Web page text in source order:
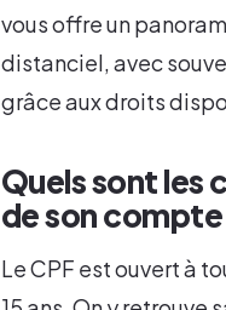
vous offre un
distanciel, avec
grâce aux droits
Quels sont les
de son compte
Le CPF est ouvert à